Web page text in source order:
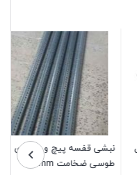
نبشی قفسه پیچ و مهره‌ای
طوسی ضخامت 1.5mm